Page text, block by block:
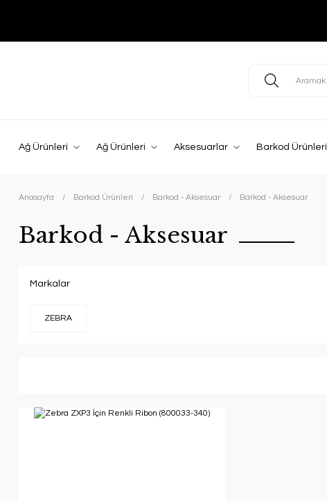
Ağ Ürünleri Ağ Ürünleri Aksesuarlar Barkod Ürünleri
Anasayfa Barkod Ürünleri Barkod - Aksesuar Barkod - Aksesuar
Barkod - Aksesuar
Markalar
ZEBRA